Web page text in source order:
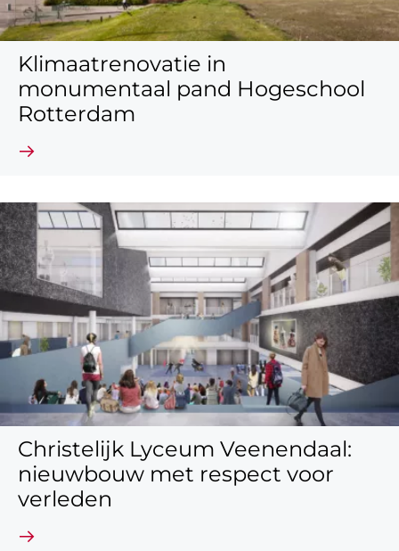
Klimaatrenovatie in
monumentaal pand Hogeschool
Rotterdam
Lees verder
Christelijk Lyceum Veenendaal:
nieuwbouw met respect voor
verleden
Lees verder